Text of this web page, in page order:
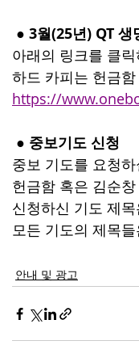
● 3월(25년) QT 생
아래의 링크를 클
하드 카피는 헌금
https://
● 중보기도 신청
중보 기도를 요청
헌금함 혹은 김순
신청하신 기도 제
모든 기도의 제목
안내 및 광고